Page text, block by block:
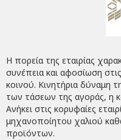
Η πορεία της εταιρίας
συνέπεια και αφοσίωση
κοινού. Κινητήρια δύναμη
των τάσεων της αγοράς, η
Ανήκει στις κορυφαίες
μηχανοποίητου χαλιού
προϊόντων.